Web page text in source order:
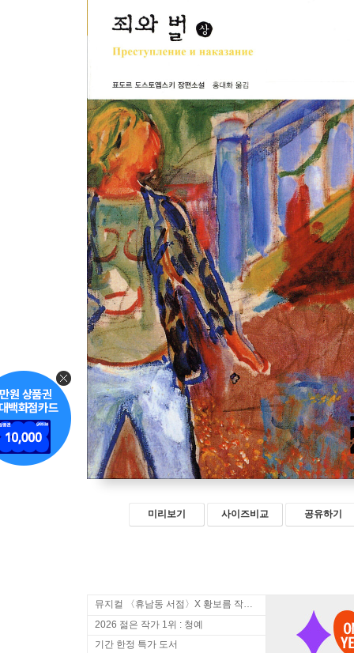
미리보기 사이즈비교 공유하기
뮤지컬 〈휴남동 서점〉X 황보름 작가 북토크
2026 젊은 작가 1위 : 청예
기간 한정 특가 도서